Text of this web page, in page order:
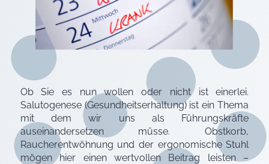
Ob Sie es nun wollen oder nicht ist einerlei.
Salutogenese (Gesundheitserhaltung) ist ein Thema
mit dem wir uns als Führungskräfte
auseinandersetzen müsse. Obstkorb,
Raucherentwöhnung und der ergonomische Stuhl
mögen hier einen wertvollen Beitrag leisten –